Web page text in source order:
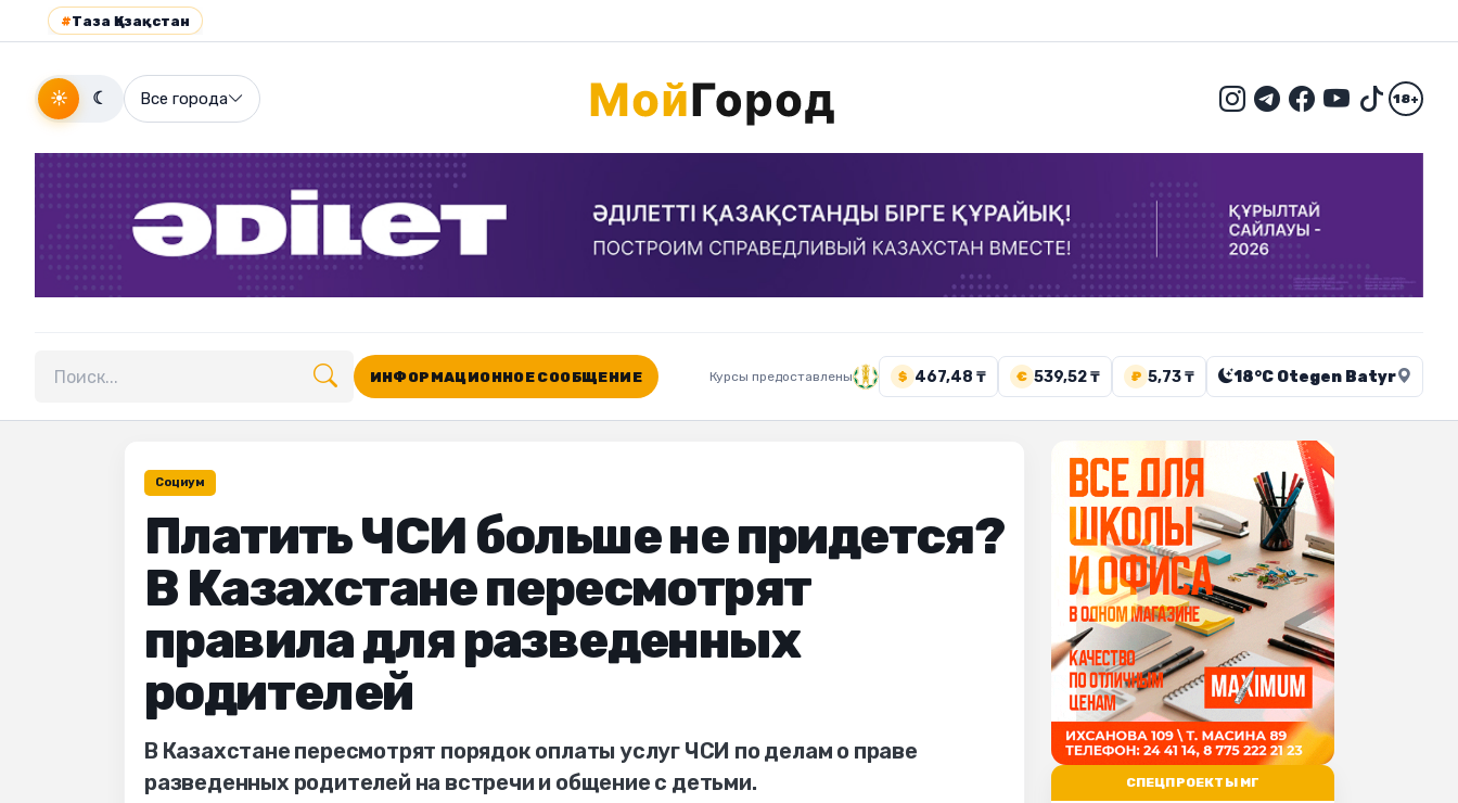
#Таза Қазақстан
☀ ☾ Все города 18+
Поиск по сайту
ИНФОРМАЦИОННОЕ СООБЩЕНИЕ Курсы предоставлены $ 467,48 ₸ € 539,52 ₸ ₽ 5,73 ₸ 18°C Otegen Batyr
Социум
Платить ЧСИ больше не придется?
В Казахстане пересмотрят
правила для разведенных
родителей
В Казахстане пересмотрят порядок оплаты услуг ЧСИ по делам о праве
разведенных родителей на встречи и общение с детьми.
СПЕЦПРОЕКТЫ МГ